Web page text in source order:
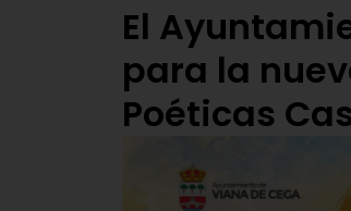
El
para la
Poéticas